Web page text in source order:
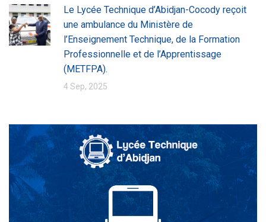
Le Lycée Technique d’Abidjan-Cocody reçoit
une ambulance du Ministère de
l’Enseignement Technique, de la Formation
Professionnelle et de l’Apprentissage
(METFPA).
4 Sep, 2025